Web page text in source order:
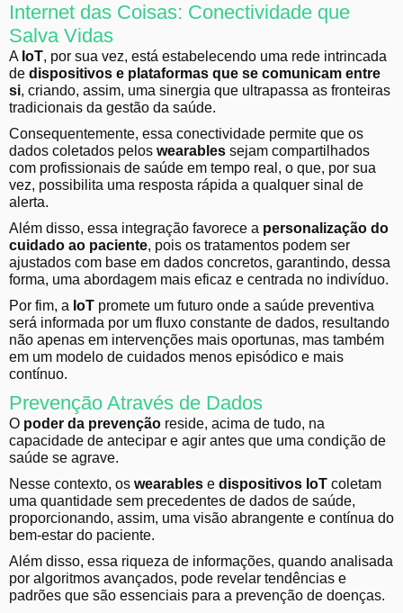
Internet das Coisas: Conectividade que
Salva Vidas
A IoT, por sua vez, está estabelecendo uma rede intrincada
de dispositivos e plataformas que se comunicam entre
si, criando, assim, uma sinergia que ultrapassa as fronteiras
tradicionais da gestão da saúde.
Consequentemente, essa conectividade permite que os
dados coletados pelos wearables sejam compartilhados
com profissionais de saúde em tempo real, o que, por sua
vez, possibilita uma resposta rápida a qualquer sinal de
alerta.
Além disso, essa integração favorece a personalização do
cuidado ao paciente, pois os tratamentos podem ser
ajustados com base em dados concretos, garantindo, dessa
forma, uma abordagem mais eficaz e centrada no indivíduo.
Por fim, a IoT promete um futuro onde a saúde preventiva
será informada por um fluxo constante de dados, resultando
não apenas em intervenções mais oportunas, mas também
em um modelo de cuidados menos episódico e mais
contínuo.
Prevenção Através de Dados
O poder da prevenção reside, acima de tudo, na
capacidade de antecipar e agir antes que uma condição de
saúde se agrave.
Nesse contexto, os wearables e dispositivos IoT coletam
uma quantidade sem precedentes de dados de saúde,
proporcionando, assim, uma visão abrangente e contínua do
bem-estar do paciente.
Além disso, essa riqueza de informações, quando analisada
por algoritmos avançados, pode revelar tendências e
padrões que são essenciais para a prevenção de doenças.